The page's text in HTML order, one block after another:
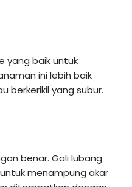
yang baik untuk
ini lebih baik
berkerikil yang subur.
benar. Gali lubang
menampung akar